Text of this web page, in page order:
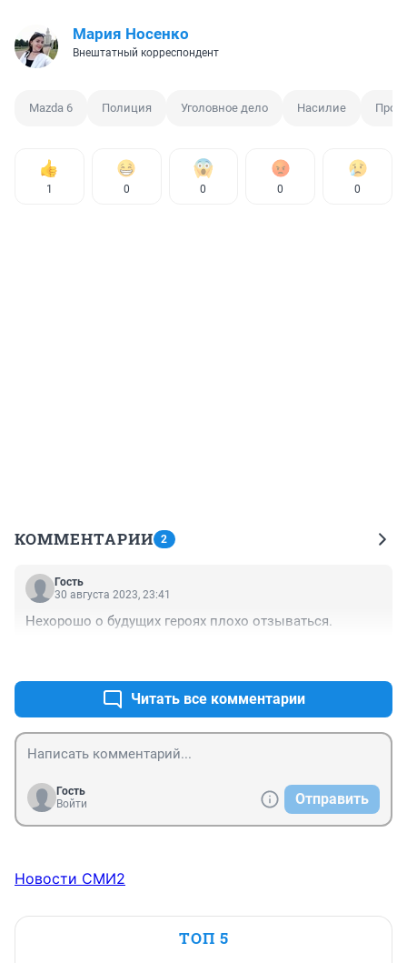
Мария Носенко
Внештатный корреспондент
Mazda 6 Полиция Уголовное дело Насилие
1 0 0 0 0
КОММЕНТАРИИ 2
Гость
30 августа 2023, 23:41
Нехорошо о будущих героях плохо отзываться.
Читать все комментарии
Гость
Войти
Отправить
Новости СМИ2
ТОП 5